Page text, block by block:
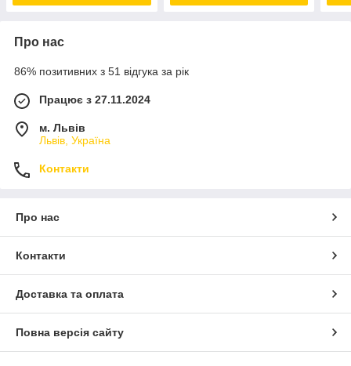
Про нас
86% позитивних з 51 відгука за рік
Працює з 27.11.2024
м. Львів
Львів, Україна
Контакти
Про нас
Контакти
Доставка та оплата
Повна версія сайту